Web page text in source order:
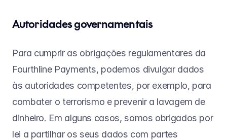
Autoridades governamentais
Para cumprir as obrigações regulamentares da
Fourthline Payments, podemos divulgar dados
às autoridades competentes, por exemplo, para
combater o terrorismo e prevenir a lavagem de
dinheiro. Em alguns casos, somos obrigados por
lei a partilhar os seus dados com partes